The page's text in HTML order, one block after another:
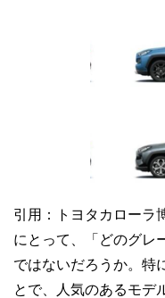
引用：トヨタカローラ
にとって、「どのグレ
ではないだろうか。特
とで、人気のあるモデ